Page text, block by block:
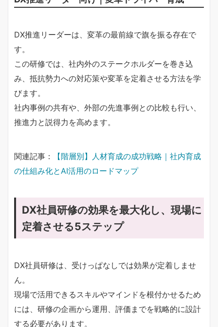
DX推進リーダーは、変革の最前線で旗を振る存在で
す。
この研修では、社内外のステークホルダーを巻き込
み、抵抗勢力への対応策や変革を定着させる方法を学
びます。
社内事例の共有や、外部の先進事例との比較も行い、
推進力と説得力を高めます。
関連記事：
【階層別】人材育成の成功戦略｜社内育成
の仕組み化とAI活用のロードマップ
DX社員研修の効果を最大化し、現場に
定着させる5ステップ
DX社員研修は、受けっぱなしでは効果が定着しませ
ん。
現場で活用できるスキルやマインドを根付かせるため
には、研修の企画から運用、評価までを戦略的に設計
する必要があります。